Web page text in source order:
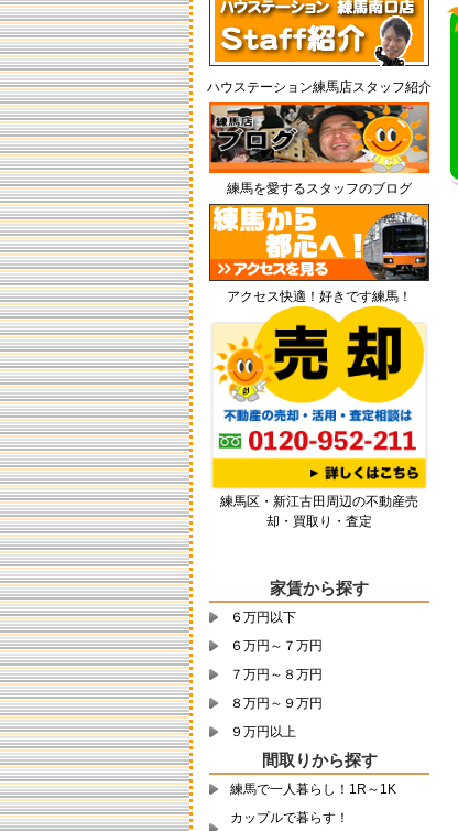
各種書類の取り交わしについては
電子メール・郵送・ＦＡＸにて行
うことができます。
重要事項説明は宅建士とのオンラ
イン通話により“ＩＴ重説”で行わせ
ていただくことができます。
--------------------------
☆練馬区の賃貸・お部屋探し専門
店☆ハウステーション練馬店のホ
ームページへようこそ☆新社会
人・学生さんオススメ物件・敷
金・礼金＝０物件ゾクゾク入手
中！！ ≪大江戸線・池袋線・有楽
町線・西武新宿線・副都心線≫ 最
新物件・ゾクゾク入荷しておりま
す！メゾネット、分譲賃貸、デザ
イナーズインターネット非掲載の
ものも沢山あります！ ご予約お待
ちしております！
★転勤シーズン★！お手伝いさせ
て頂きます。東京で部屋を探すな
ら、、、練馬区で部屋を探すな
ら、、、 『急な転勤の方』や『な
かなかお探しする時間がない
お客様』！！ 当社では、早急な対
応、又は資料のご発信させて頂き
ます。のでドシドシ！お問い合わ
せ下さい！ 渋谷駅へ乗り換え無し
入荷しております！ 物件のお問い
合わせは ↓↓↓↓↓↓↓↓↓↓↓↓ ＴＥＬ ：
03-5912-2255 アドレス：
nerima@howstation.com までお気
軽にお問い合わせ下さい。 出来る
だけ早くご返信、ご回答できます
部屋探しは私たちにお任せ下さい
ハウステーション練馬店スタッフ紹介
練馬を愛するスタッフのブログ
アクセス快適！好きです練馬！
練馬区・新江古田周辺の不動産売
却・買取り・査定
家賃から探す
６万円以下
６万円～７万円
７万円～８万円
８万円～９万円
９万円以上
間取りから探す
練馬で一人暮らし！1R～1K
カップルで暮らす！